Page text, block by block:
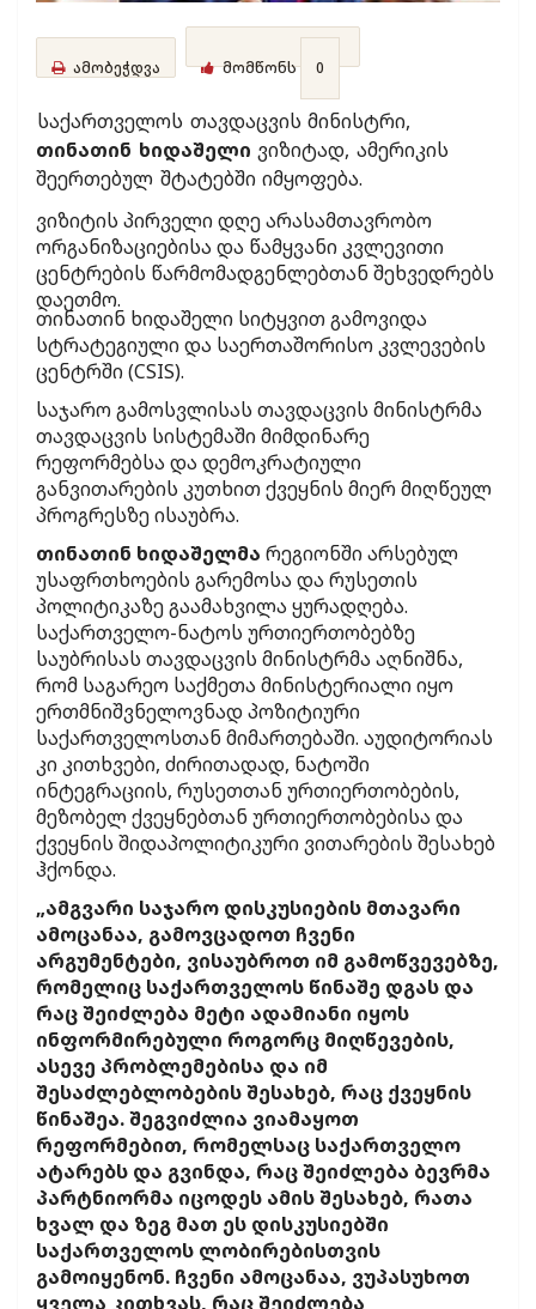
ამობეჭდვა მომწონს 0
საქართველოს თავდაცვის მინისტრი,
თინათინ ხიდაშელი ვიზიტად, ამერიკის
შეერთებულ შტატებში იმყოფება.
ვიზიტის პირველი დღე არასამთავრობო
ორგანიზაციებისა და წამყვანი კვლევითი
ცენტრების წარმომადგენლებთან შეხვედრებს
დაეთმო.
თინათინ ხიდაშელი სიტყვით გამოვიდა
სტრატეგიული და საერთაშორისო კვლევების
ცენტრში (CSIS).
საჯარო გამოსვლისას თავდაცვის მინისტრმა
თავდაცვის სისტემაში მიმდინარე
რეფორმებსა და დემოკრატიული
განვითარების კუთხით ქვეყნის მიერ მიღწეულ
პროგრესზე ისაუბრა.
თინათინ ხიდაშელმა რეგიონში არსებულ
უსაფრთხოების გარემოსა და რუსეთის
პოლიტიკაზე გაამახვილა ყურადღება.
საქართველო-ნატოს ურთიერთობებზე
საუბრისას თავდაცვის მინისტრმა აღნიშნა,
რომ საგარეო საქმეთა მინისტერიალი იყო
ერთმნიშვნელოვნად პოზიტიური
საქართველოსთან მიმართებაში. აუდიტორიას
კი კითხვები, ძირითადად, ნატოში
ინტეგრაციის, რუსეთთან ურთიერთობების,
მეზობელ ქვეყნებთან ურთიერთობებისა და
ქვეყნის შიდაპოლიტიკური ვითარების შესახებ
ჰქონდა.
„ამგვარი საჯარო დისკუსიების მთავარი
ამოცანაა, გამოვცადოთ ჩვენი
არგუმენტები, ვისაუბროთ იმ გამოწვევებზე,
რომელიც საქართველოს წინაშე დგას და
რაც შეიძლება მეტი ადამიანი იყოს
ინფორმირებული როგორც მიღწევების,
ასევე პრობლემებისა და იმ
შესაძლებლობების შესახებ, რაც ქვეყნის
წინაშეა. შეგვიძლია ვიამაყოთ
რეფორმებით, რომელსაც საქართველო
ატარებს და გვინდა, რაც შეიძლება ბევრმა
პარტნიორმა იცოდეს ამის შესახებ, რათა
ხვალ და ზეგ მათ ეს დისკუსიებში
საქართველოს ლობირებისთვის
გამოიყენონ. ჩვენი ამოცანაა, ვუპასუხოთ
ყველა კითხვას, რაც შეიძლება